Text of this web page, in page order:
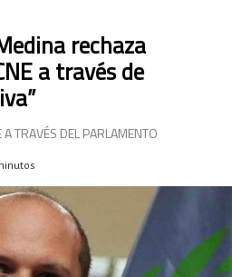
rechaza
a través de
TRAVÉS DEL PARLAMENTO